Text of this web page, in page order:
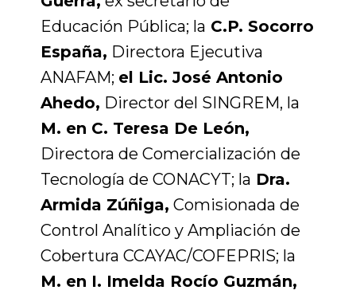
Educación Pública; la C.P. Socorro
España, Directora Ejecutiva
ANAFAM; el Lic. José Antonio
Ahedo, Director del SINGREM, la
M. en C. Teresa De León,
Directora de Comercialización de
Tecnología de CONACYT; la Dra.
Armida Zúñiga, Comisionada de
Control Analítico y Ampliación de
Cobertura CCAYAC/COFEPRIS; la
M. en I. Imelda Rocío Guzmán,